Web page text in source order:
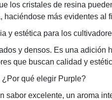
los cristales de resina
haciéndose más evidentes al
y estética para los
y densos. Es una
que buscan calidad y
¿Por qué elegir Purple?
excelente, un aroma